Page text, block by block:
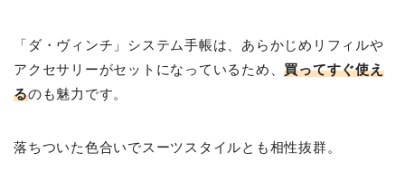
「ダ・ヴィンチ」システム手帳は、あらかじめリフィルや
アクセサリーがセットになっているため、買ってすぐ使え
るのも魅力です。
落ちついた色合いでスーツスタイルとも相性抜群。